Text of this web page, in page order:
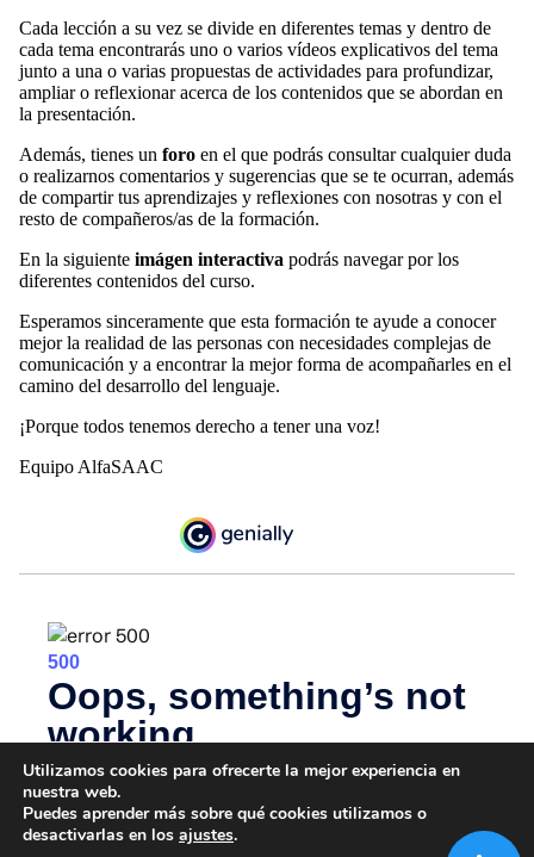
Cada lección a su vez se divide en diferentes temas y dentro de
cada tema encontrarás uno o varios vídeos explicativos del tema
junto a una o varias propuestas de actividades para profundizar,
ampliar o reflexionar acerca de los contenidos que se abordan en
la presentación.
Además, tienes un foro en el que podrás consultar cualquier duda
o realizarnos comentarios y sugerencias que se te ocurran, además
de compartir tus aprendizajes y reflexiones con nosotras y con el
resto de compañeros/as de la formación.
En la siguiente imágen interactiva podrás navegar por los
diferentes contenidos del curso.
Esperamos sinceramente que esta formación te ayude a conocer
mejor la realidad de las personas con necesidades complejas de
comunicación y a encontrar la mejor forma de acompañarles en el
camino del desarrollo del lenguaje.
¡Porque todos tenemos derecho a tener una voz!
Equipo AlfaSAAC
Utilizamos cookies para ofrecerte la mejor experiencia en
nuestra web.
Puedes aprender más sobre qué cookies utilizamos o
desactivarlas en los ajustes.